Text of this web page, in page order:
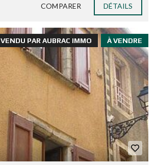
COMPARER DÉTAILS
À VENDRE
VENDU PAR AUBRAC IMMO